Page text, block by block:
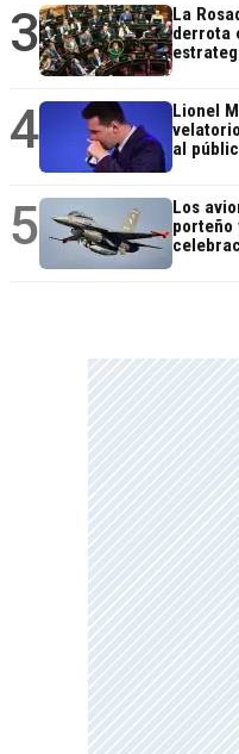
3
La
derrota
4
Lionel
al
5
Los
porteño